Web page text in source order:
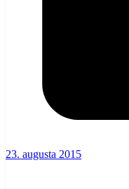
23. augusta 2015